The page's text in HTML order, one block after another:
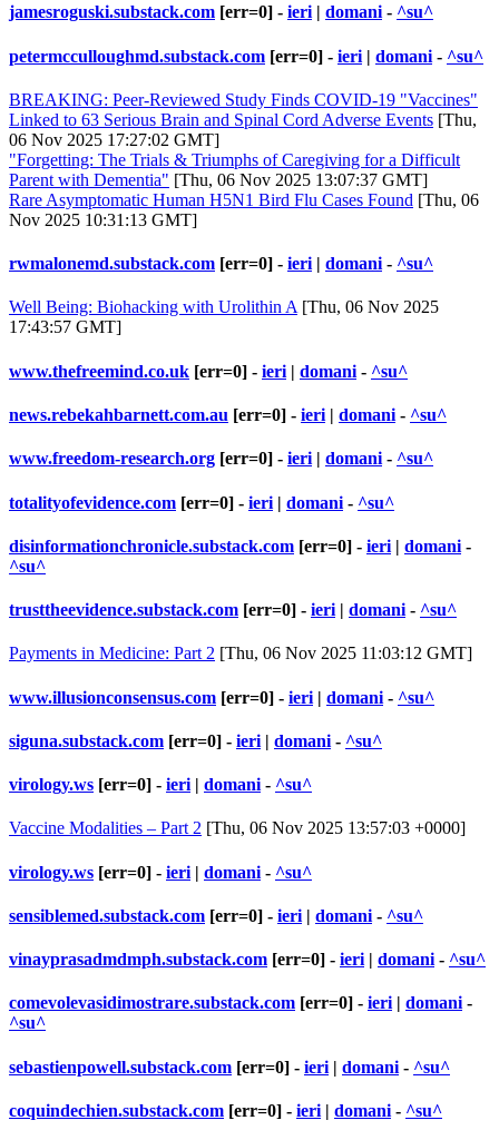
jamesroguski.substack.com [err=0] - ieri | domani - ^su^
petermcculloughmd.substack.com [err=0] - ieri | domani - ^su^
BREAKING: Peer-Reviewed Study Finds COVID-19 "Vaccines"
Linked to 63 Serious Brain and Spinal Cord Adverse Events [Thu,
06 Nov 2025 17:27:02 GMT]
"Forgetting: The Trials & Triumphs of Caregiving for a Difficult
Parent with Dementia" [Thu, 06 Nov 2025 13:07:37 GMT]
Rare Asymptomatic Human H5N1 Bird Flu Cases Found [Thu, 06
Nov 2025 10:31:13 GMT]
rwmalonemd.substack.com [err=0] - ieri | domani - ^su^
Well Being: Biohacking with Urolithin A[Thu, 06 Nov 2025
17:43:57 GMT]
www.thefreemind.co.uk [err=0] - ieri | domani - ^su^
news.rebekahbarnett.com.au [err=0] - ieri | domani - ^su^
www.freedom-research.org [err=0] - ieri | domani - ^su^
totalityofevidence.com [err=0] - ieri | domani - ^su^
disinformationchronicle.substack.com [err=0] - ieri | domani -
^su^
trusttheevidence.substack.com [err=0] - ieri | domani - ^su^
Payments in Medicine: Part 2 [Thu, 06 Nov 2025 11:03:12 GMT]
www.illusionconsensus.com [err=0] - ieri | domani - ^su^
siguna.substack.com [err=0] - ieri | domani - ^su^
virology.ws [err=0] - ieri | domani - ^su^
Vaccine Modalities – Part 2 [Thu, 06 Nov 2025 13:57:03 +0000]
virology.ws [err=0] - ieri | domani - ^su^
sensiblemed.substack.com [err=0] - ieri | domani - ^su^
vinayprasadmdmph.substack.com [err=0] - ieri | domani - ^su^
comevolevasidimostrare.substack.com [err=0] - ieri| domani-
^su^
sebastienpowell.substack.com [err=0] - ieri | domani - ^su^
coquindechien.substack.com [err=0] - ieri | domani - ^su^